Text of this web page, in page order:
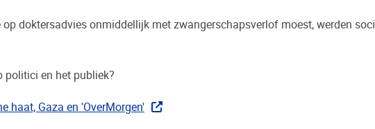
doktersadvies onmiddellijk met zwangerschapsverlof moest, werden
politici en het publiek?
haat, Gaza en 'OverMorgen'